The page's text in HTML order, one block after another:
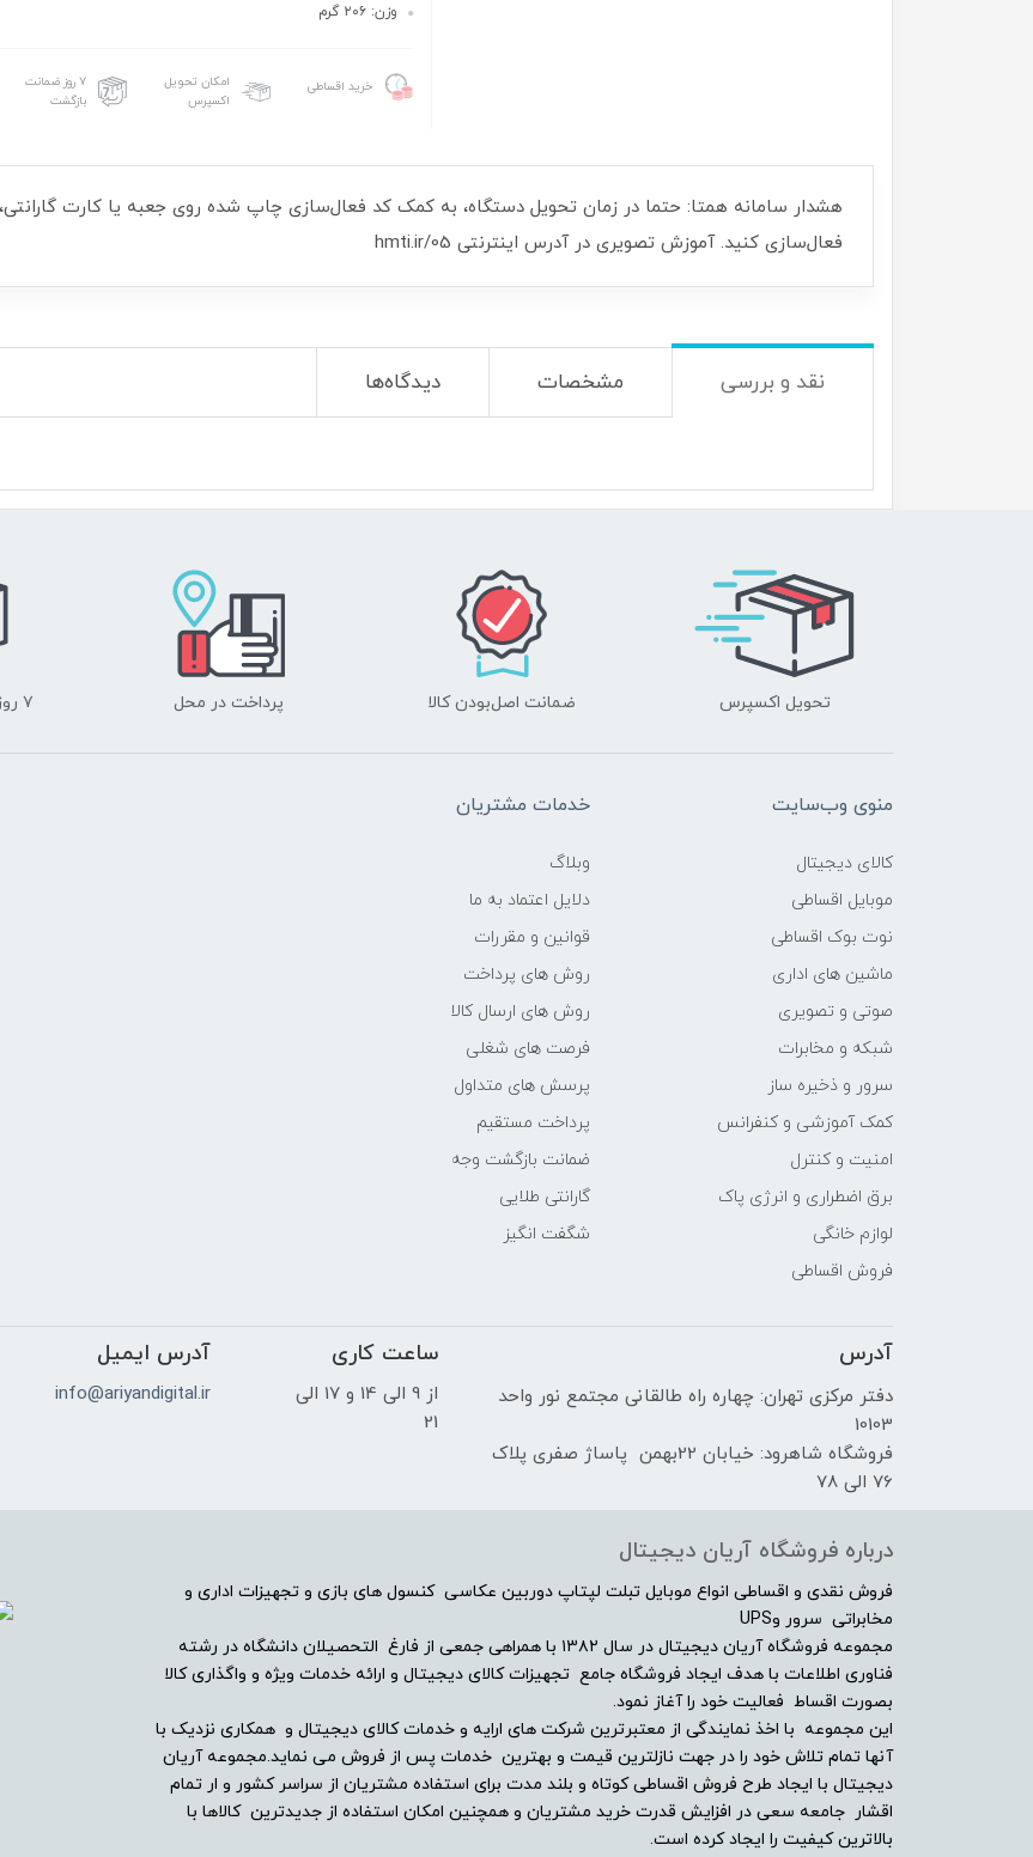
وزن: ۲۰۶ گرم
خرید اقساطی
امکان تحویل
اکسپرس
۷ روز ضمانت
بازگشت
فعال‌سازی کنید. آموزش تصویری در آدرس اینترنتی hmti.ir/05
نقد و بررسی مشخصات دیدگاه‌ها
تحویل اکسپرس ضمانت اصل‌بودن کالا پرداخت در محل ۷ روز ضمانت بازگشت
منوی وب‌سایت
کالای دیجیتال
موبایل اقساطی
نوت بوک اقساطی
ماشین های اداری
صوتی و تصویری
شبکه و مخابرات
سرور و ذخیره ساز
کمک آموزشی و کنفرانس
امنیت و کنترل
برق اضطراری و انرژی پاک
لوازم خانگی
فروش اقساطی
خدمات مشتریان
وبلاگ
دلایل اعتماد به ما
قوانین و مقررات
روش های پرداخت
روش های ارسال کالا
فرصت های شغلی
پرسش های متداول
پرداخت مستقیم
ضمانت بازگشت وجه
گارانتی طلایی
شگفت انگیز
آدرس
دفتر مرکزی تهران: چهاره راه طالقانی مجتمع نور واحد
10103
فروشگاه شاهرود: خیابان 22بهمن پاساژ صفری پلاک
76 الی 78
ساعت کاری
از 9 الی 14 و 17 الی
21
آدرس ایمیل
info@ariyandigital.ir
درباره فروشگاه آریان دیجیتال
فروش نقدی و اقساطی انواع موبایل تبلت لپتاپ دوربین عکاسی کنسول های بازی و تجهیزات اداری و
مخابراتی سرور وUPS
مجموعه فروشگاه آریان دیجیتال در سال ۱۳۸۲ با همراهی جمعی از فارغ التحصیلان دانشگاه در رشته
فناوری اطلاعات با هدف ایجاد فروشگاه جامع تجهیزات کالای دیجیتال و ارائه خدمات ویژه و واگذاری کالا
بصورت اقساط فعالیت خود را آغاز نمود.
این مجموعه با اخذ نمایندگی از معتبرترین شرکت های ارایه و خدمات کالای دیجیتال و همکاری نزدیک با
آنها تمام تلاش خود را در جهت نازلترین قیمت و بهترین خدمات پس از فروش می نماید.مجموعه آریان
دیجیتال با ایجاد طرح فروش اقساطی کوتاه و بلند مدت برای استفاده مشتریان از سراسر کشور و ار تمام
اقشار جامعه سعی در افزایش قدرت خرید مشتریان و همچنین امکان استفاده از جدیدترین کالاها با
بالاترین کیفیت را ایجاد کرده است.